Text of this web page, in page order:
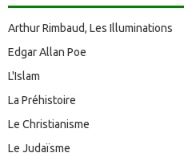
Arthur Rimbaud, Les Illuminations
Edgar Allan Poe
L'Islam
La Préhistoire
Le Christianisme
Le Judaïsme